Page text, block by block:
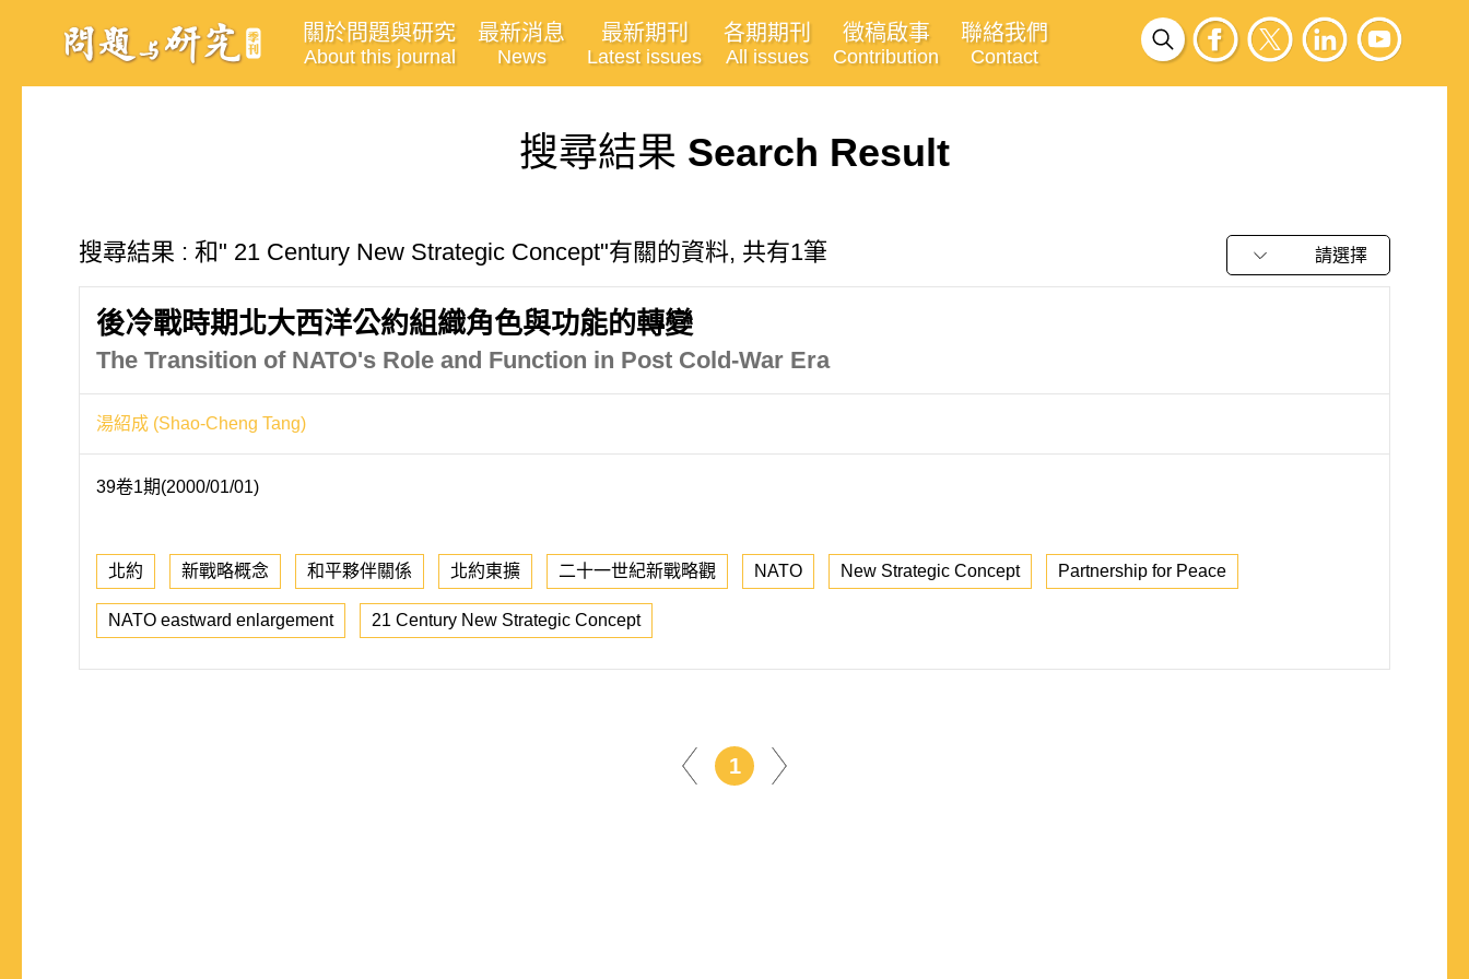
關於問題與研究
About this journal
最新消息
News
最新期刊
Latest issues
各期期刊
All issues
徵稿啟事
Contribution
聯絡我們
Contact
搜尋結果 Search Result
搜尋結果 : 和" 21 Century New Strategic Concept"有關的資料, 共有1筆 請選擇
後冷戰時期北大西洋公約組織角色與功能的轉變
The Transition of NATO's Role and Function in Post Cold-War Era
湯紹成 (Shao-Cheng Tang)
39卷1期(2000/01/01)
北約 新戰略概念 和平夥伴關係 北約東擴 二十一世紀新戰略觀 NATO New Strategic Concept Partnership for Peace
NATO eastward enlargement 21 Century New Strategic Concept
1